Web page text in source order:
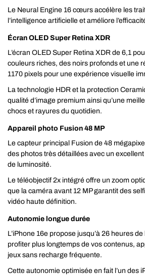
Le Neural Engine 16 cœurs accélère les
l’intelligence artificielle et améliore
Écran OLED Super Retina XDR
L’écran OLED Super Retina XDR de 6,1
couleurs riches, des noirs profonds et une
1170 pixels pour une expérience visuelle
La technologie HDR et la protection
qualité d’image premium ainsi qu’une
chocs et rayures du quotidien.
Appareil photo Fusion 48 MP
Le capteur principal Fusion de 48
des photos très détaillées avec un
de luminosité.
Le téléobjectif 2x intégré offre un zoom
que la caméra avant 12 MP garantit des
vidéo haute définition.
Autonomie longue durée
L’iPhone 16e propose jusqu’à 26 heures
profiter plus longtemps de vos contenus,
jeux sans recharge fréquente.
Cette autonomie optimisée en fait l’un des